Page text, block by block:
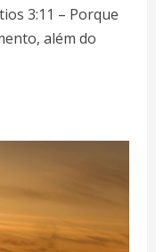
3:11 – Porque
além do